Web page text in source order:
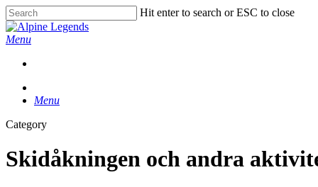
Skip
to
main
Hit enter to search or ESC to close
Close
Search
Menu
Menu
Category
Skidåkningen och andra